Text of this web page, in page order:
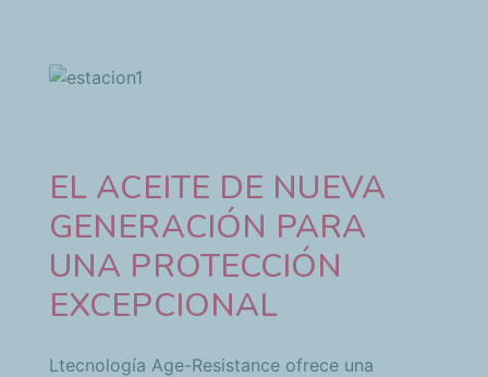
EL ACEITE DE NUEVA
GENERACIÓN PARA
UNA PROTECCIÓN
EXCEPCIONAL
Ltecnología Age-Resistance ofrece una